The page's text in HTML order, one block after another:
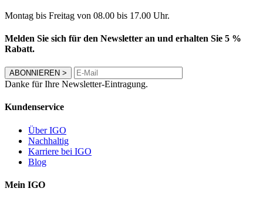
Montag bis Freitag von 08.00 bis 17.00 Uhr.
Melden Sie sich für den Newsletter an und erhalten Sie 5 %
Rabatt.
ABONNIEREN >
Danke für Ihre Newsletter-Eintragung.
Kundenservice
Über IGO
Nachhaltig
Karriere bei IGO
Blog
Mein IGO